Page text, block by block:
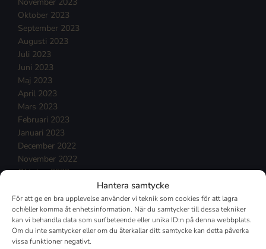
Hantera samtycke
För att ge en bra upplevelse använder vi teknik som cookies för att lagra
och/eller komma åt enhetsinformation. När du samtycker till dessa tekniker
kan vi behandla data som surfbeteende eller unika ID:n på denna webbplats.
Om du inte samtycker eller om du återkallar ditt samtycke kan detta påverka
vissa funktioner negativt.
November 2023
Oktober 2023
September 2023
Augusti 2023
Juli 2023
Juni 2023
Maj 2023
April 2023
Mars 2023
Februari 2023
Januari 2023
December 2022
November 2022
Oktober 2022
Augusti 2022
Juli 2022
Juni 2022
Maj 2022